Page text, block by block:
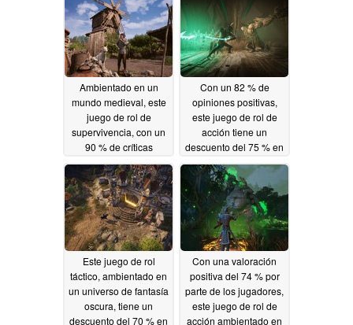
Ambientado en un
mundo medieval, este
juego de rol de
supervivencia, con un
90 % de críticas
positivas, tiene
actualmente un
descuento del 50 % en
Steam.06/18/2026
Con un 82 % de
opiniones positivas,
este juego de rol de
acción tiene un
descuento del 75 % en
Steam06/16/2026
Este juego de rol
táctico, ambientado en
un universo de fantasía
oscura, tiene un
descuento del 70 % en
Con una valoración
positiva del 74 % por
parte de los jugadores,
este juego de rol de
acción ambientado en